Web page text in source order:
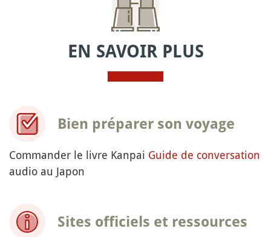
EN SAVOIR PLUS
Bien préparer son voyage
Commander le livre Kanpai Guide de conversation
audio au Japon
Sites officiels et ressources